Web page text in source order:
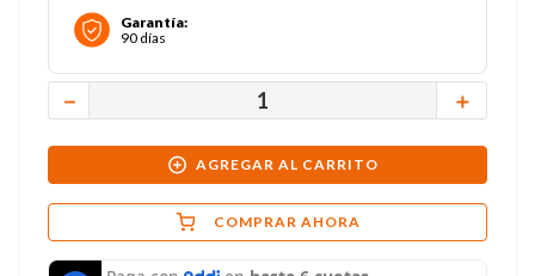
Garantía:
90 días
＋
－
AGREGAR AL CARRITO
COMPRAR AHORA